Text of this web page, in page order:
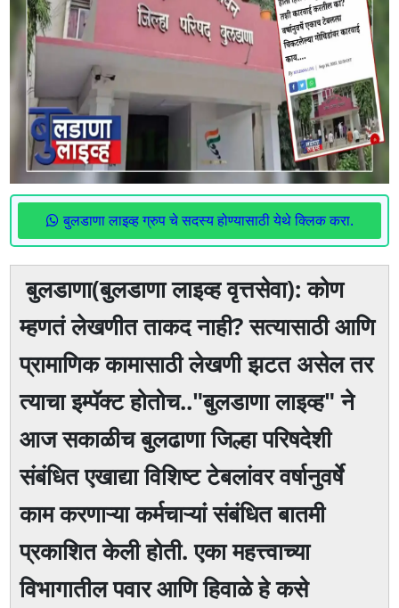
बुलडाणा लाइव्ह ग्रुप चे सदस्य होण्यासाठी येथे क्लिक करा.
बुलडाणा(बुलडाणा लाइव्ह वृत्तसेवा): कोण
म्हणतं लेखणीत ताकद नाही? सत्यासाठी आणि
प्रामाणिक कामासाठी लेखणी झटत असेल तर
त्याचा इम्पॅक्ट होतोच.."बुलडाणा लाइव्ह" ने
आज सकाळीच बुलढाणा जिल्हा परिषदेशी
संबंधित एखाद्या विशिष्ट टेबलांवर वर्षानुवर्षे
काम करणाऱ्या कर्मचाऱ्यां संबंधित बातमी
प्रकाशित केली होती. एका महत्त्वाच्या
विभागातील पवार आणि हिवाळे हे कसे